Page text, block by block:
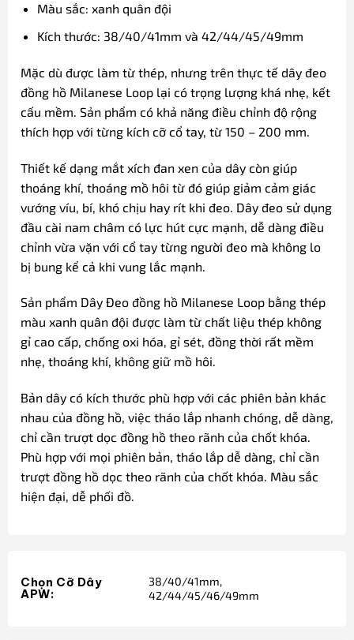
Màu sắc: xanh quân đội
Kích thước: 38/40/41mm và 42/44/45/49mm
Mặc dù được làm từ thép, nhưng trên thực tế dây đeo
đồng hồ Milanese Loop lại có trọng lượng khá nhẹ, kết
cấu mềm. Sản phẩm có khả năng điều chỉnh độ rộng
thích hợp với từng kích cỡ cổ tay, từ 150 – 200 mm.
Thiết kế dạng mắt xích đan xen của dây còn giúp
thoáng khí, thoáng mồ hôi từ đó giúp giảm cảm giác
vướng víu, bí, khó chịu hay rít khi đeo. Dây đeo sử dụng
đầu cài nam châm có lực hút cực mạnh, dễ dàng điều
chỉnh vừa vặn với cổ tay từng người đeo mà không lo
bị bung kể cả khi vung lắc mạnh.
Sản phẩm Dây Đeo đồng hồ Milanese Loop bằng thép
màu xanh quân đội được làm từ chất liệu thép không
gỉ cao cấp, chống oxi hóa, gỉ sét, đồng thời rất mềm
nhẹ, thoáng khí, không giữ mồ hôi.
Bản dây có kích thước phù hợp với các phiên bản khác
nhau của đồng hồ, việc tháo lắp nhanh chóng, dễ dàng,
chỉ cần trượt dọc đồng hồ theo rãnh của chốt khóa.
Phù hợp với mọi phiên bản, tháo lắp dễ dàng, chỉ cần
trượt đồng hồ dọc theo rãnh của chốt khóa. Màu sắc
hiện đại, dễ phối đồ.
Chọn Cỡ Dây
APW:
38/40/41mm,
42/44/45/46/49mm